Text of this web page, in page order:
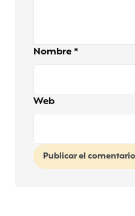
Nombre *
Web